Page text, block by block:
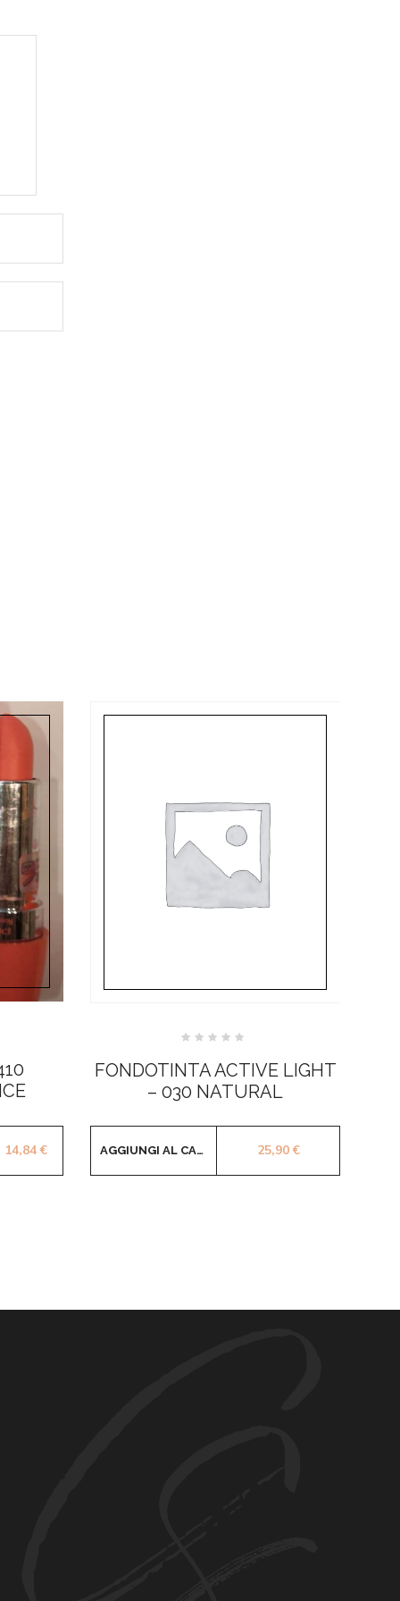
Il prezzo originale era: 18,55 €.
14,84€Il prezzo attuale è: 14,84 €.
su
5
FONDOTINTA ACTIVE LIGHT
– 030 NATURAL
25,90€
AGGIUNGI AL CARRELLO